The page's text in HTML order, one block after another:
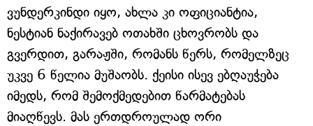
ვუნდერკინდი იყო, ახლა კი ოფიციანტია,
ნესტიან ნაქირავებ ოთახში ცხოვრობს და
გვერდით, გარაჟში, რომანს წერს, რომელზეც
უკვე 6 წელია მუშაობს. ქეისი ისევ ებღაუჭება
იმედს, რომ შემოქმედებით წარმატებას
მიაღწევს. მას ერთდროულად ორი